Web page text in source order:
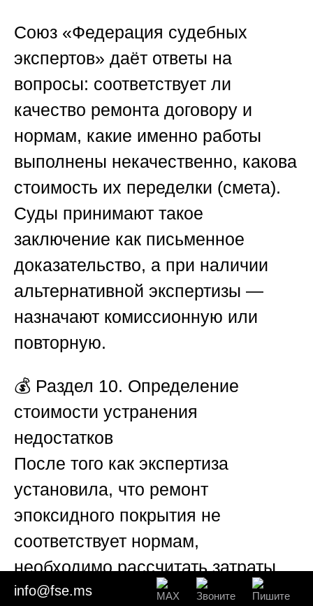
Союз «Федерация судебных
экспертов» даёт ответы на
вопросы: соответствует ли
качество ремонта договору и
нормам, какие именно работы
выполнены некачественно, какова
стоимость их переделки (смета).
Суды принимают такое
заключение как письменное
доказательство, а при наличии
альтернативной экспертизы —
назначают комиссионную или
повторную.
💰 Раздел 10. Определение
стоимости устранения
недостатков
После того как экспертиза
установила, что ремонт
эпоксидного покрытия не
соответствует нормам,
необходимо рассчитать затраты
на приведение объекта в
info@fse.ms